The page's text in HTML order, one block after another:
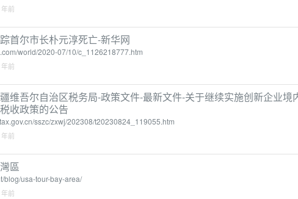
前
首尔市长朴元淳死亡-新华网
world/2020-07/10/c_1126218777.htm
前
维吾尔自治区税务局-政策文件-最新文件-关于继续实施创新企业境
收政策的公告
sszc/zxwj/202308/t20230824_119055.htm
前
區
blog/usa-tour-bay-area/
前